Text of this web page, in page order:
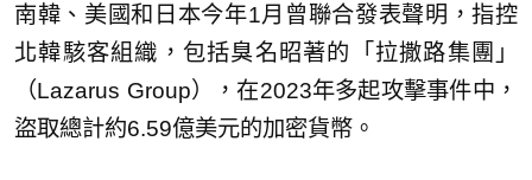
南韓、美國和日本今年1月曾聯合發表聲明，指控
北韓駭客組織，包括臭名昭著的「拉撒路集團」
（Lazarus Group），在2023年多起攻擊事件中，
盜取總計約6.59億美元的加密貨幣。